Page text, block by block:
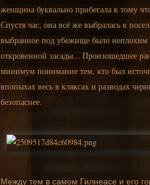
женщина буквально прибегала к тому
Спустя час, она всё же выбралась к
выбранное под убежище было неплохим
откровенной засады... Произошедшее
минимум понимание тем, кто был
впопыхах весь в кляксах и разводах
безопаснее.
Между тем в самом Гилнеасе и его